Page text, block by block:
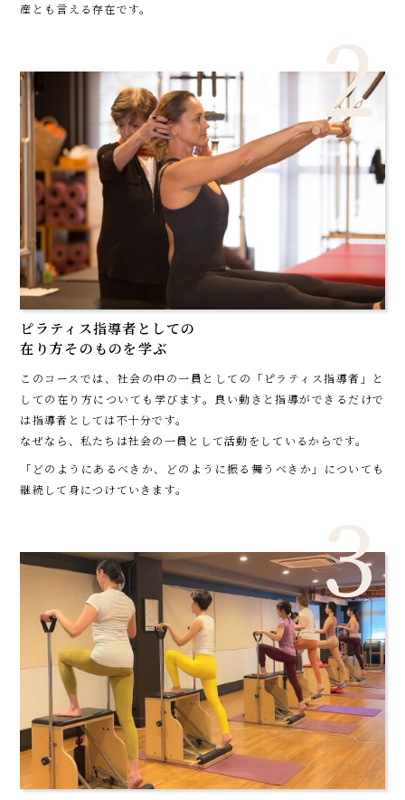
産とも言える存在です。
ピラティス指導者としての
在り方そのものを学ぶ
このコースでは、社会の中の一員としての「ピラティス指導者」と
しての在り方についても学びます。良い動きと指導ができるだけで
は指導者としては不十分です。
なぜなら、私たちは社会の一員として活動をしているからです。
「どのようにあるべきか、どのように振る舞うべきか」についても
継続して身につけていきます。